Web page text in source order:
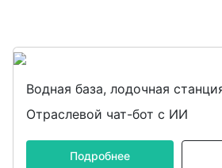
Водная база, лодочная
Отраслевой чат-бот с ИИ
Подробнее